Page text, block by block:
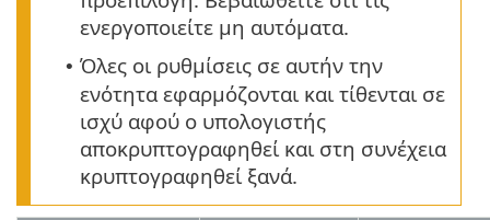
ενεργοποιείτε μη αυτόματα.
• Όλες οι ρυθμίσεις σε αυτήν την
ενότητα εφαρμόζονται και τίθενται σε
ισχύ αφού ο υπολογιστής
αποκρυπτογραφηθεί και στη συνέχεια
κρυπτογραφηθεί ξανά.